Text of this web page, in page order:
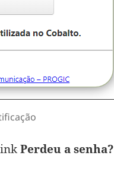
Perdeu a senha?